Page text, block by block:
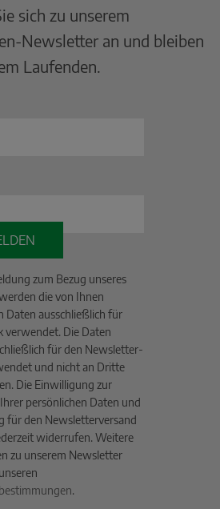
sich zu unserem
Newsletter an und bleiben
Laufenden.
zum Bezug unseres
die von Ihnen
Daten ausschließlich für
verwendet. Die Daten
für den Newsletter-
und nicht an Dritte
Die Einwilligung zur
persönlichen Daten und
für den Newsletterversand
widerrufen. Weitere
zu unserem Newsletter
.